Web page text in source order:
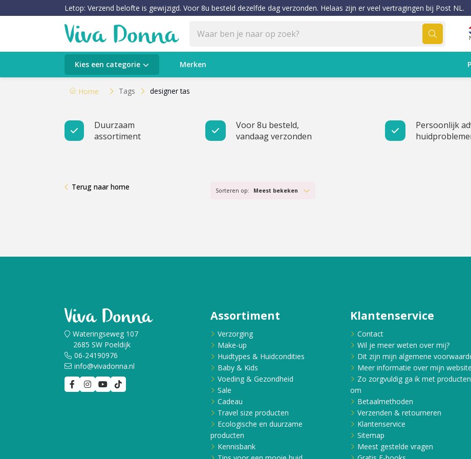
Letop: Verzend belofte is gewijzigd. Voor 8u besteld dezelfde dag verzonden. Helaas zijn er veel vertragingen bij Post NL.
Kies een categorie Merken
Categorieën
Verzorging
Huidtypes & Huidcondities
Voeding & Gezondheid
Schrijf je nu in voor Beauty News
Home Tags designer tas
Duurzaam
assortiment
Voor 8u besteld,
vandaag verzonden
Persoonlijk
Terug naar home Sorteren op: Meest bekeken
Wateringseweg 107
2685 SW Poeldijk
06-24190976
info@vivadonna.nl
Assortiment
Verzorging
Make-up
Huidtypes & Huidcondities
Baby & Kids
Voeding & Gezondheid
Sale
Cadeau
Travel size producten
Ecologische en duurzame
producten
Kennisbank
Klantenservice
Contact
Wil je meer weten over mij?
Dit zijn mijn algemene
Meer informatie over mijn website
Zo zorgvuldig ga ik met producten
om
Betaalmethoden
Verzenden & retourneren
Klantenservice
Sitemap
Meest gestelde vragen